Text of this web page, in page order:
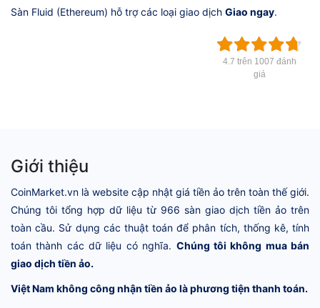
Sàn Fluid (Ethereum) hỗ trợ các loại giao dịch Giao ngay.
4.7 trên 1007 đánh
giá
Giới thiệu
CoinMarket.vn là website cập nhật giá tiền ảo trên toàn thế giới.
Chúng tôi tổng hợp dữ liệu từ 966 sàn giao dịch tiền ảo trên
toàn cầu. Sử dụng các thuật toán để phân tích, thống kê, tính
toán thành các dữ liệu có nghĩa. Chúng tôi không mua bán
giao dịch tiền ảo.
Việt Nam không công nhận tiền ảo là phương tiện thanh toán.